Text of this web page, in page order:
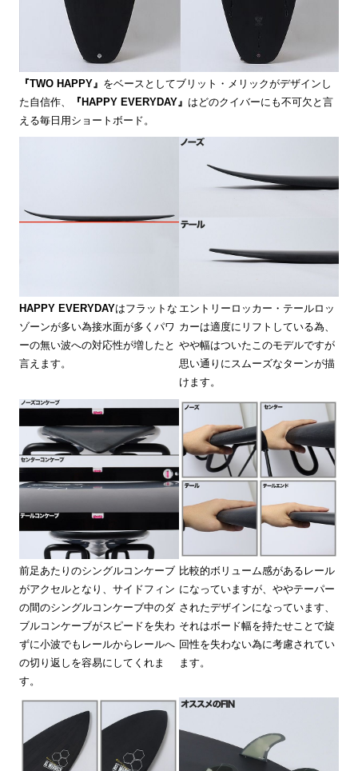
『TWO HAPPY』 をベースとしてブリット・メリックがデザインし
た自信作、
『HAPPY EVERYDAY』 はどのクイバーにも不可欠と言
える毎日用ショートボード。
HAPPY EVERYDAYはフラットな
ゾーンが多い為接水面が多くパワ
ーの無い波への対応性が増したと
言えます。
エントリーロッカー・テールロッ
カーは適度にリフトしている為、
やや幅はついたこのモデルですが
思い通りにスムーズなターンが描
けます。
前足あたりのシングルコンケーブ
がアクセルとなり、サイドフィン
の間のシングルコンケーブ中のダ
ブルコンケーブがスピードを失わ
ずに小波でもレールからレールへ
の切り返しを容易にしてくれま
す。
比較的ボリューム感があるレール
になっていますが、ややテーパー
されたデザインになっています、
それはボード幅を持たせことで旋
回性を失わない為に考慮されてい
ます。